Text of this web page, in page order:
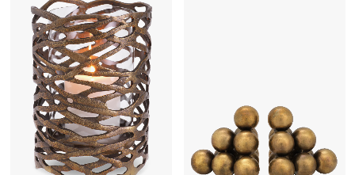
الموسم الجديد
ما وصل حديثاً